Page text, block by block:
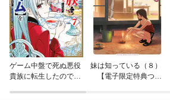
ゲーム中盤で死ぬ悪役
貴族に転生したので、
妹は知っている（８）
【電子限定特典つ